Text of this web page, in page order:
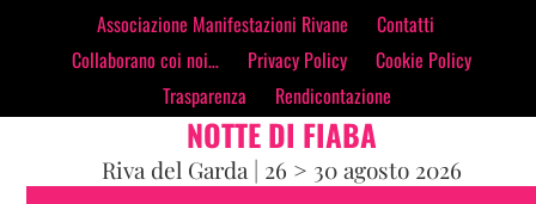
contenutoAssociazione Manifestazioni Rivane
Contatti
Collaborano coi noi…
Privacy Policy
Cookie Policy
Trasparenza
Rendicontazione
NOTTE DI FIABA
Riva del Garda | 26 > 30 agosto 2026